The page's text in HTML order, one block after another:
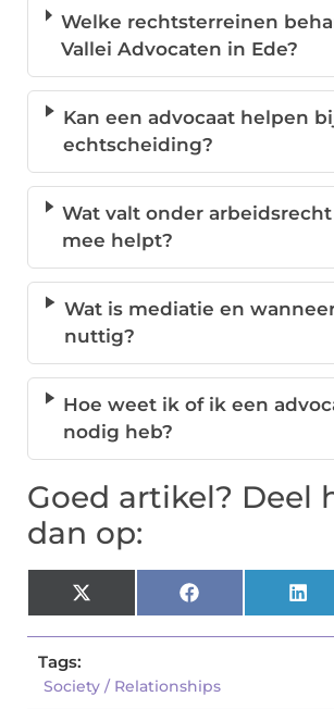
Welke rechtsterreinen
Vallei Advocaten in Ede?
Kan een advocaat helpen
echtscheiding?
Wat valt onder
mee helpt?
Wat is mediatie en
nuttig?
Hoe weet ik of ik een
nodig heb?
Goed artikel? Deel
dan op:
X
(Twitter)
Facebook
Tags:
Society / Relationships